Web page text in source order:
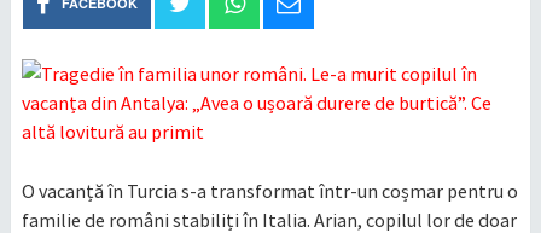
O vacanță în Turcia s-a transformat într-un coșmar pentru o
familie de români stabiliți în Italia. Arian, copilul lor de doar